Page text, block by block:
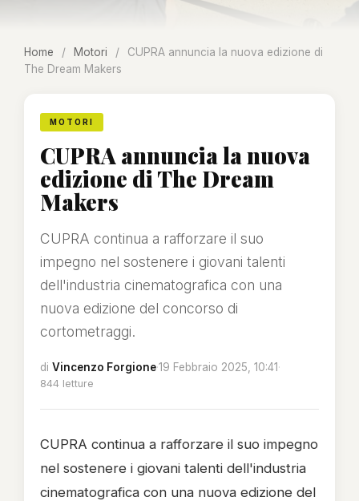
Home / Motori /
CUPRA annuncia la nuova edizione di
The Dream Makers
MOTORI
CUPRA annuncia la nuova
edizione di The Dream
Makers
CUPRA continua a rafforzare il suo
impegno nel sostenere i giovani talenti
dell'industria cinematografica con una
nuova edizione del concorso di
cortometraggi.
di Vincenzo Forgione·19 Febbraio 2025, 10:41·
844 letture
CUPRA continua a rafforzare il suo impegno
nel sostenere i giovani talenti dell'industria
cinematografica con una nuova edizione del